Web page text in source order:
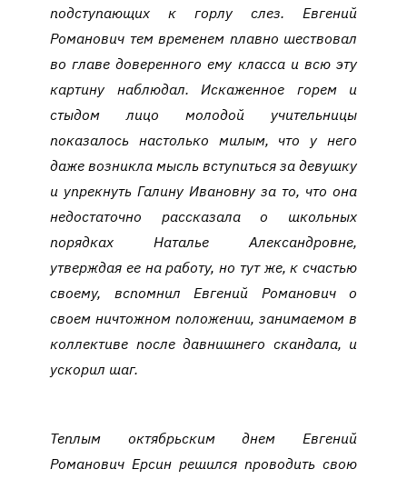
подступающих к горлу слез. Евгений
Романович тем временем плавно шествовал
во главе доверенного ему класса и всю эту
картину наблюдал. Искаженное горем и
стыдом лицо молодой учительницы
показалось настолько милым, что у него
даже возникла мысль вступиться за девушку
и упрекнуть Галину Ивановну за то, что она
недостаточно рассказала о школьных
порядках Наталье Александровне,
утверждая ее на работу, но тут же, к счастью
своему, вспомнил Евгений Романович о
своем ничтожном положении, занимаемом в
коллективе после давнишнего скандала, и
ускорил шаг.
Теплым октябрьским днем Евгений
Романович Ерсин решился проводить свою